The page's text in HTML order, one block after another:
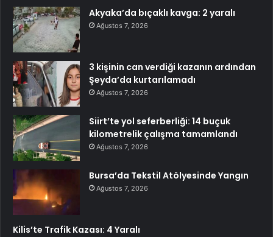
Akyaka’da bıçaklı kavga: 2 yaralı
Ağustos 7, 2026
3 kişinin can verdiği kazanın ardından
Şeyda’da kurtarılamadı
Ağustos 7, 2026
Siirt’te yol seferberliği: 14 buçuk
kilometrelik çalışma tamamlandı
Ağustos 7, 2026
Bursa’da Tekstil Atölyesinde Yangın
Ağustos 7, 2026
Kilis’te Trafik Kazası: 4 Yaralı